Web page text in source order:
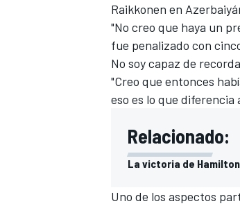
Raikkonen en
"No creo que haya un
fue penalizado con
No soy capaz de
"Creo que entonces
eso es lo que diferencia
Relacionado:
La victoria de
Uno de los aspectos